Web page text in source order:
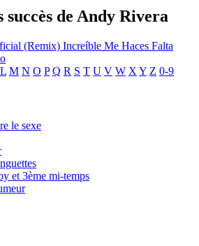
succès de Andy Rivera
(Remix) Increíble Me Haces Falta
L M N O P Q R S T U V W X Y Z 0-9
le sexe
et 3ème mi-temps